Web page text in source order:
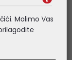
1,54 €
Molimo Vas